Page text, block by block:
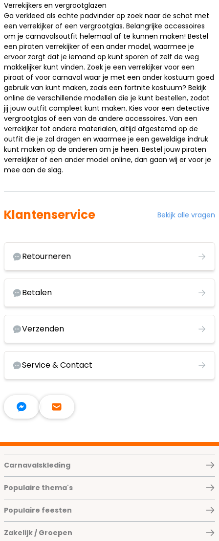
Verrekijkers en vergrootglazen
Ga verkleed als echte padvinder op zoek naar de schat met
een verrekijker of een vergrootglas. Belangrijke accessoires
om je carnavalsoutfit helemaal af te kunnen maken! Bestel
een piraten verrekijker of een ander model, waarmee je
ervoor zorgt dat je iemand op kunt sporen of zelf de weg
makkelijker kunt vinden. Zoek je een verrekijker voor een
piraat of voor carnaval waar je met een ander kostuum goed
gebruik van kunt maken, zoals een fortnite kostuum? Bekijk
online de verschillende modellen die je kunt bestellen, zodat
jij jouw outfit compleet kunt maken. Kies voor een detective
vergrootglas of een van de andere accessoires. Van een
verrekijker tot andere materialen, altijd afgestemd op de
outfit die je zal dragen en waarmee je een geweldige indruk
kunt maken op de anderen om je heen. Bestel jouw piraten
verrekijker of een ander model online, dan gaan wij er voor je
mee aan de slag.
Klantenservice Bekijk alle vragen
Retourneren
Betalen
Verzenden
Service & Contact
Carnavalskleding
Populaire thema's
Populaire feesten
Zakelijk / Groepen